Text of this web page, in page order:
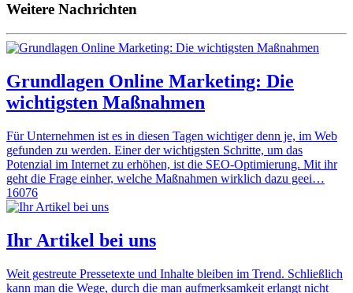
Weitere Nachrichten
Grundlagen Online Marketing: Die
wichtigsten Maßnahmen
Für Unternehmen ist es in diesen Tagen wichtiger denn je, im Web
gefunden zu werden. Einer der wichtigsten Schritte, um das
Potenzial im Internet zu erhöhen, ist die SEO-Optimierung. Mit ihr
geht die Frage einher, welche Maßnahmen wirklich dazu geei…
16076
Ihr Artikel bei uns
Weit gestreute Pressetexte und Inhalte bleiben im Trend. Schließlich
kann man die Wege, durch die man aufmerksamkeit erlangt nicht